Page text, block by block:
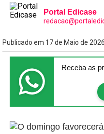
Portal Edicase
Publicado em 17 de Maio de
Receba as